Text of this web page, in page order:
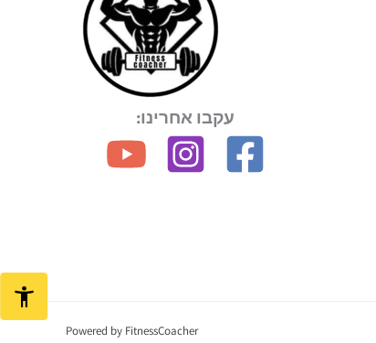
עקבו אחרינו:
Powered by FitnessCoacher